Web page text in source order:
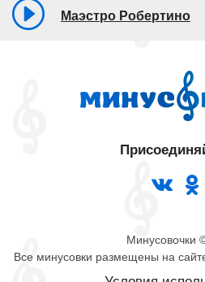
Маэстро Робертино
Минусовочки
Все минусовки размещены на